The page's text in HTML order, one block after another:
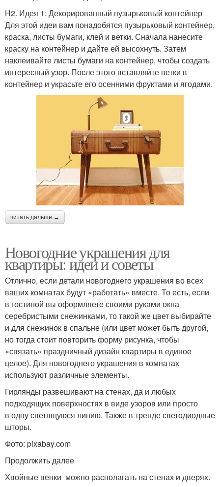
H2. Идея 1: Декорированный пузырьковый контейнер
Для этой идеи вам понадобятся пузырьковый контейнер,
краска, листы бумаги, клей и ветки. Сначала нанесите
краску на контейнер и дайте ей высохнуть. Затем
наклеивайте листы бумаги на контейнер, чтобы создать
интересный узор. После этого вставляйте ветки в
контейнер и украсьте его осенними фруктами и ягодами.
читать дальше →
Новогодние украшения для
квартиры: идеи и советы
Отлично, если детали новогоднего украшения во всех
ваших комнатах будут «работать» вместе. То есть, если
в гостиной вы оформляете своими руками окна
серебристыми снежинками, то такой же цвет выбирайте
и для снежинок в спальне (или цвет может быть другой,
но тогда стоит повторить форму рисунка, чтобы
«связать» праздничный дизайн квартиры в единое
целое). Для новогоднего украшения в комнатах
используют различные элементы.
Гирлянды развешивают на стенах, да и любых
подходящих поверхностях в виде узоров или просто
в одну светящуюся линию. Также в тренде светодиодные
шторы.
Фото: pixabay.com
Продолжить далее
Хвойные венки можно располагать на стенах и дверях.